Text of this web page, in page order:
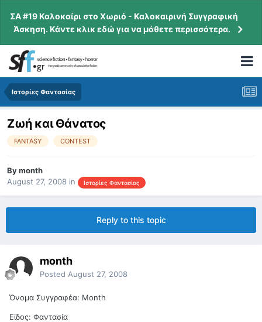
ΣΑ #19 Καλοκαίρι στο Χωριό - Καλοκαιρινή Συγγραφική
Άσκηση. Κάντε κλικ εδώ για να μάθετε περισσότερα.
Ιστορίες Φαντασίας
Ζωή και Θάνατος
FANTASY CONTEST
Bymonth
August 27, 2008 in Ιστορίες Φαντασίας
Reply to this topic
month
Posted August 27, 2008
Όνομα Συγγραφέα: Month
Είδος: Φαντασία